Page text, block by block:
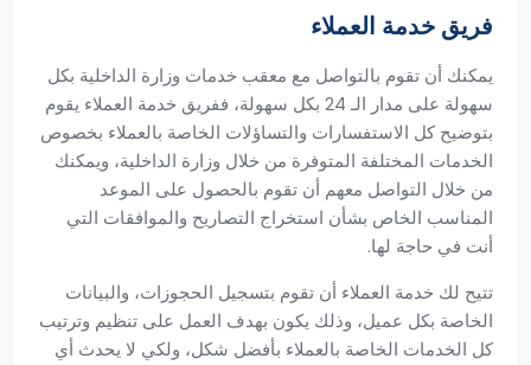
فريق خدمة العملاء
يمكنك أن تقوم بالتواصل مع معقب خدمات وزارة الداخلية بكل
سهولة على مدار الـ 24 بكل سهولة، ففريق خدمة العملاء يقوم
بتوضيح كل الاستفسارات والتساؤلات الخاصة بالعملاء بخصوص
الخدمات المختلفة المتوفرة من خلال وزارة الداخلية، ويمكنك
من خلال التواصل معهم أن تقوم بالحصول على الموعد
المناسب الخاص بشأن استخراج التصاريح والموافقات التي
أنت في حاجة لها.
تتيح لك خدمة العملاء أن تقوم بتسجيل الحجوزات، والبيانات
الخاصة بكل عميل، وذلك يكون بهدف العمل على تنظيم وترتيب
كل الخدمات الخاصة بالعملاء بأفضل شكل، ولكي لا يحدث أي